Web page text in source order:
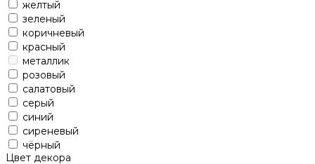
желтый
зеленый
коричневый
красный
металлик
розовый
салатовый
серый
синий
сиреневый
чёрный
Цвет декора